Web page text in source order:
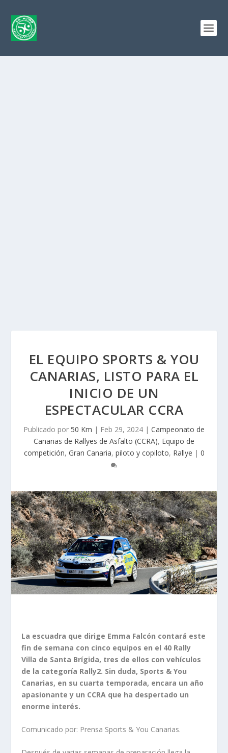
EL EQUIPO SPORTS & YOU
CANARIAS, LISTO PARA EL
INICIO DE UN
ESPECTACULAR CCRA
Publicado por 50 Km | Feb 29, 2024 | Campeonato de
Canarias de Rallyes de Asfalto (CCRA), Equipo de
competición, Gran Canaria, piloto y copiloto, Rallye | 0
La escuadra que dirige Emma Falcón contará este
fin de semana con cinco equipos en el 40 Rally
Villa de Santa Brígida, tres de ellos con vehículos
de la categoría Rally2. Sin duda, Sports & You
Canarias, en su cuarta temporada, encara un año
apasionante y un CCRA que ha despertado un
enorme interés.
Comunicado por: Prensa Sports & You Canarias.